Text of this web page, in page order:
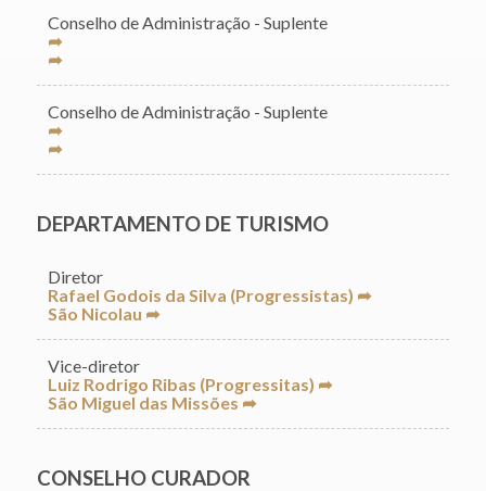
Conselho de Administração - Suplente
➦
➦
Conselho de Administração - Suplente
➦
➦
DEPARTAMENTO DE TURISMO
Diretor
Rafael Godois da Silva (Progressistas) ➦
São Nicolau ➦
Vice-diretor
Luiz Rodrigo Ribas (Progressitas) ➦
São Miguel das Missões ➦
CONSELHO CURADOR